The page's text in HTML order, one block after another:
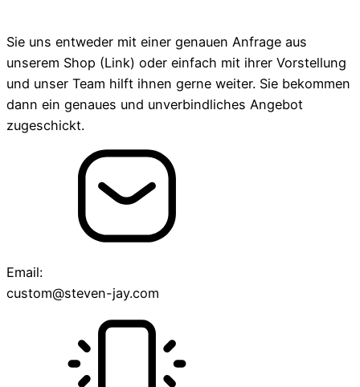
Sie uns entweder mit einer genauen Anfrage aus
unserem Shop (Link) oder einfach mit ihrer Vorstellung
und unser Team hilft ihnen gerne weiter. Sie bekommen
dann ein genaues und unverbindliches Angebot
zugeschickt.
Email:
custom@steven-jay.com